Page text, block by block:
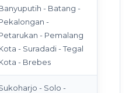
- Batang -
-
- Pemalang
- Suradadi - Tegal
- Brebes
- Solo -